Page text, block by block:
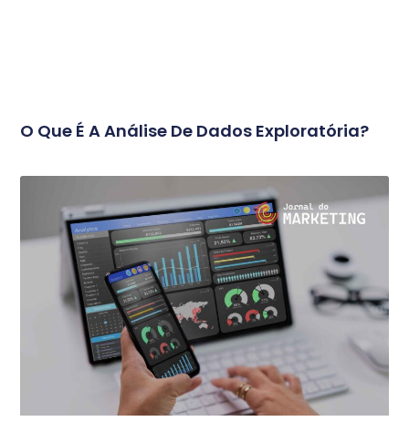
O Que É A Análise De Dados Exploratória?